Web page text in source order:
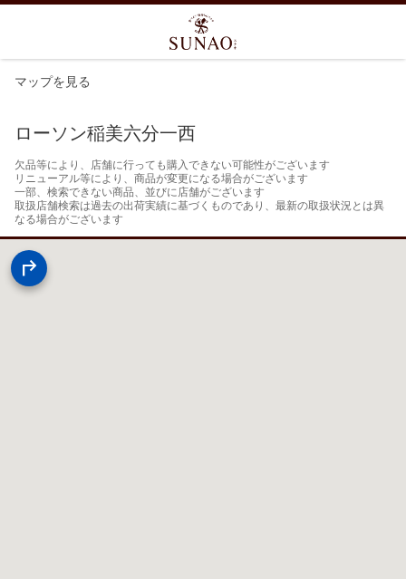
マップを見る
ローソン稲美六分一西
欠品等により、店舗に行っても購入できない可能性がございます
リニューアル等により、商品が変更になる場合がございます
一部、検索できない商品、並びに店舗がございます
取扱店舗検索は過去の出荷実績に基づくものであり、最新の取扱状況とは異
なる場合がございます